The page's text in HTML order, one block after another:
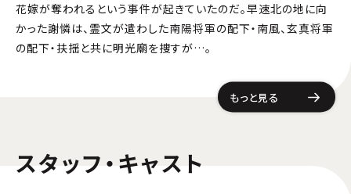
花嫁が奪われるという事件が起きていたのだ。早速北の地に向
かった謝憐は、霊文が遣わした南陽将軍の配下・南風、玄真将軍
の配下・扶揺と共に明光廟を捜すが…。
もっと見る
スタッフ・キャスト